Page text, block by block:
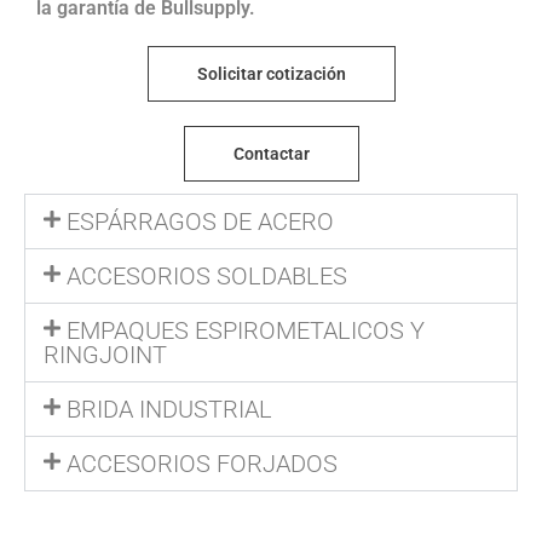
la garantía de Bullsupply.
Solicitar cotización
Contactar
ESPÁRRAGOS DE ACERO
ACCESORIOS SOLDABLES
EMPAQUES ESPIROMETALICOS Y
RINGJOINT
BRIDA INDUSTRIAL
ACCESORIOS FORJADOS